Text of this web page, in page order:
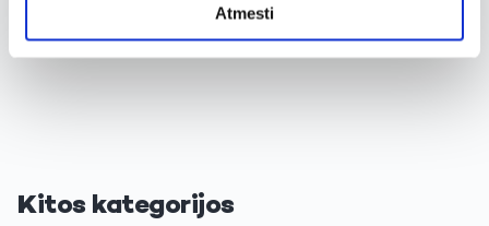
Atmesti
Įkelti daugiau
Kitos kategorijos